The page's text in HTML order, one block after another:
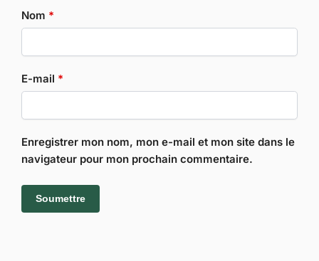
Nom *
E-mail *
Enregistrer mon nom, mon e-mail et mon site dans le
navigateur pour mon prochain commentaire.